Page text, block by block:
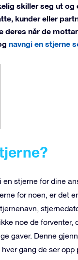
skiller seg ut
kunder eller
deres når de
navngi en stjerne
stjerne for dine
for noen, er det
noe de forventer,
gaver. Denne
gang de ser opp